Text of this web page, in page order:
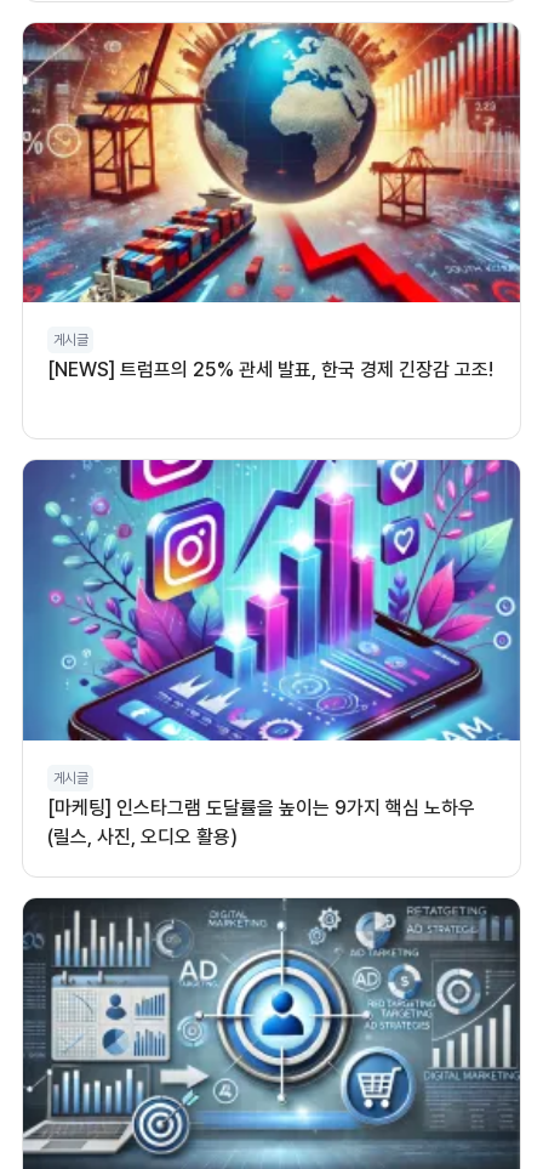
게시글
[NEWS] 트럼프의 25% 관세 발표, 한국 경제 긴장감 고조!
게시글
[마케팅] 인스타그램 도달률을 높이는 9가지 핵심 노하우
(릴스, 사진, 오디오 활용)